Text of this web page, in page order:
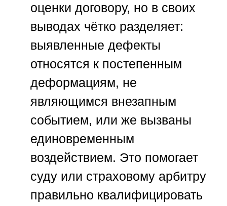
оценки договору, но в своих
выводах чётко разделяет:
выявленные дефекты
относятся к постепенным
деформациям, не
являющимся внезапным
событием, или же вызваны
единовременным
воздействием. Это помогает
суду или страховому арбитру
правильно квалифицировать